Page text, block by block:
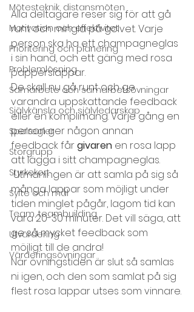
Mötesteknik, distansmöten
Motivation och effektivitet
Prioritering och planering
Problemlösning
Samarbete och samarbetsövningar
Självkänsla och självledarskap
Spelregler
Storgrupp
Styrkekort
Syfte och mål
Team, teambuilding
Utvärdering
Värderingsövningar
Alla deltagare reser sig för att gå
runt och mingla på golvet. Varje
person ska ha ett champagneglas
i sin hand, och ett gäng med rosa
papperslappar.
De skall nu gå runt och ge
varandra uppskattande feedback
eller en komplimang. Varje gång en
person ger någon annan
feedback får givaren en rosa lapp
att lägga i sitt champagneglas.
Utmaningen är att samla på sig så
många lappar som möjligt under
tiden minglet pågår, lagom tid kan
vara 20-30 minuter. Det vill säga, att
ge så mycket feedback som
möjligt till de andra!
När övningstiden är slut så samlas
ni igen, och den som samlat på sig
flest rosa lappar utses som vinnare.